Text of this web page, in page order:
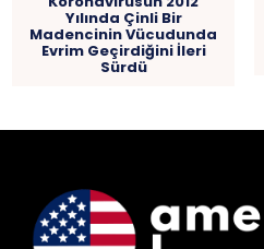
Yılında Çinli Bir
Madencinin Vücudunda
Evrim Geçirdiğini İleri
Sürdü